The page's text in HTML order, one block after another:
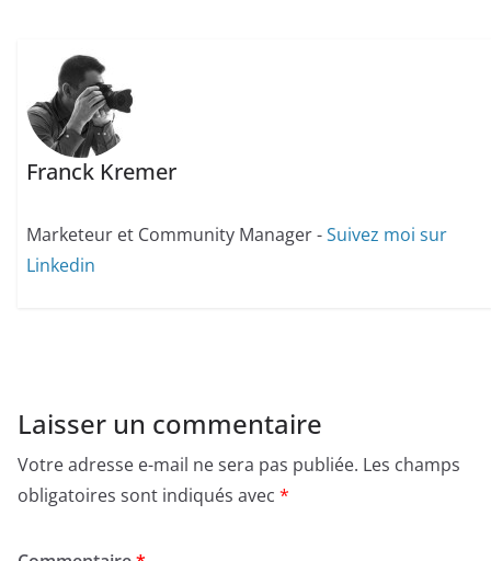
Franck Kremer
Marketeur et Community Manager -Suivez moi sur
Linkedin
Laisser un commentaire
Votre adresse e-mail ne sera pas publiée. Les champs
obligatoires sont indiqués avec *